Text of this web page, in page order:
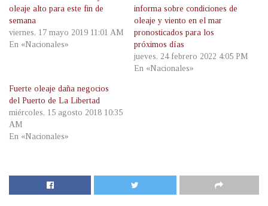
oleaje alto para este fin de
semana
viernes, 17 mayo 2019 11:01 AM
En «Nacionales»
informa sobre condiciones de
oleaje y viento en el mar
pronosticados para los
próximos días
jueves, 24 febrero 2022 4:05 PM
En «Nacionales»
Fuerte oleaje daña negocios
del Puerto de La Libertad
miércoles, 15 agosto 2018 10:35
AM
En «Nacionales»